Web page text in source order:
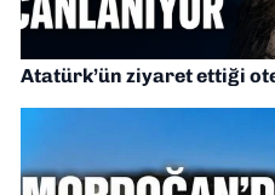
Atatürk’ün ziyaret ettiği